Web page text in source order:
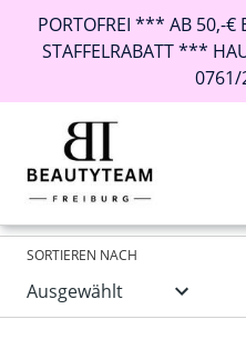
Direkt
Inhalt
PORTOFREI *** AB 50,-€
STAFFELRABATT ***
0761/
Startseite › Klapp A Classic Effect
SORTIEREN NACH